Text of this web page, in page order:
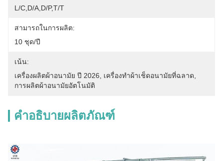
L/C,D/A,D/P,T/T
สามารถในการผลิต:
10 ชุด/ปี
เน้น:
เครื่องผลิตผ้าอนามัย ปี 2026
เครื่องทําผ้าเช็ดอนามัยที่ฉลาด
การผลิตผ้าอนามัยอัตโนมัติ
คำอธิบายผลิตภัณฑ์